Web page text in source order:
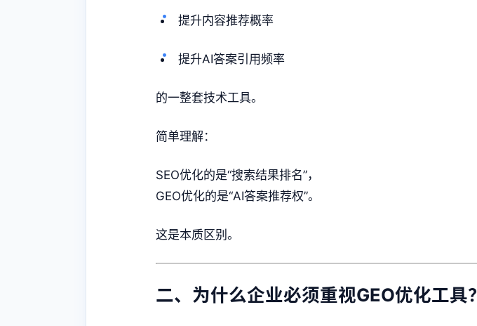
提升内容推荐概率
提升AI答案引用频率
的一整套技术工具。
简单理解：
SEO优化的是“搜索结果排名”，
GEO优化的是“AI答案推荐权”。
这是本质区别。
二、为什么企业必须重视GEO优化工具？